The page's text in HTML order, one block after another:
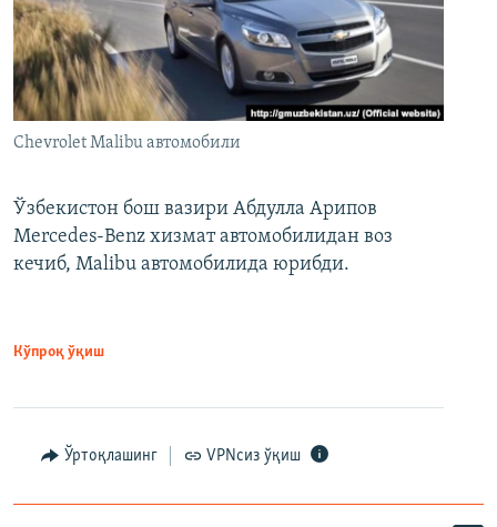
Chevrolet Malibu автомобили
Ўзбекистон бош вазири Абдулла Арипов
Mercedes-Benz хизмат автомобилидан воз
кечиб, Malibu автомобилида юрибди.
Кўпроқ ўқиш
Ўртоқлашинг VPNсиз ўқиш